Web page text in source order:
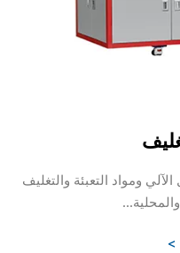
ومواد التعبئة والتغليف
>